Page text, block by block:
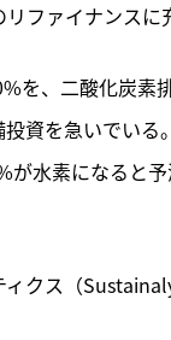
ファイナンスに
を、二酸化炭素
資を急いでい
水素になると
クス（